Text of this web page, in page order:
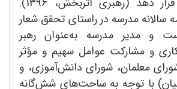
سالانه مدرسه در راستای تحقق شعار
و مدیر مدرسه به‌عنوان رهبر
و مشارکت عوامل سهیم و مؤثر
معلمان، شورای دانش‌آموزی، و
با توجه به ساحت‌های شش‌گانه